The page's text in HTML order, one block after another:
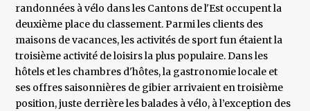
randonnées à vélo dans les Cantons de l'Est occupent la
deuxième place du classement. Parmi les clients des
maisons de vacances, les activités de sport fun étaient la
troisième activité de loisirs la plus populaire. Dans les
hôtels et les chambres d'hôtes, la gastronomie locale et
ses offres saisonnières de gibier arrivaient en troisième
position, juste derrière les balades à vélo, à l’exception des